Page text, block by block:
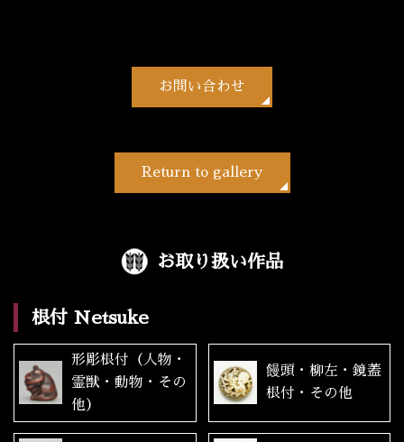
お問い合わせ
Return to gallery
お取り扱い作品
根付 Netsuke
形彫根付（人物・
霊獣・動物・その
他）
饅頭・柳左・鏡蓋
根付・その他